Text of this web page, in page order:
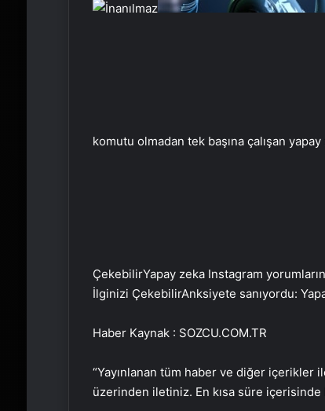
komutu olmadan tek başına çalışan yapay
ÇekebilirYapay zeka Instagram
İlginizi ÇekebilirAnksiyete sanıyordu:
Haber Kaynak : SOZCU.COM.TR
“Yayınlanan tüm haber ve diğer
üzerinden iletiniz. En kısa süre